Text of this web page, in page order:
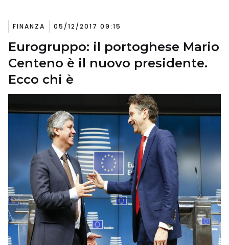
FINANZA 05/12/2017 09:15
Eurogruppo: il portoghese Mario
Centeno è il nuovo presidente.
Ecco chi è